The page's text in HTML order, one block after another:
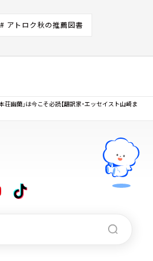
# アトロク秋の推薦図書
荘幽蘭」は今こそ必読【翻訳家・エッセイスト山崎ま